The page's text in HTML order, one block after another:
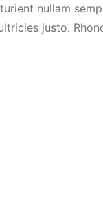
nullam
justo.